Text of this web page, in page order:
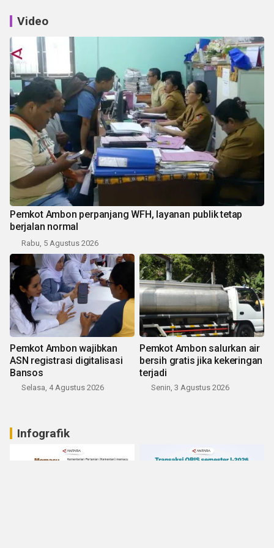
Video
Pemkot Ambon perpanjang WFH, layanan publik tetap
berjalan normal
Rabu, 5 Agustus 2026
Pemkot Ambon wajibkan
ASN registrasi digitalisasi
Bansos
Selasa, 4 Agustus 2026
Pemkot Ambon salurkan air
bersih gratis jika kekeringan
terjadi
Senin, 3 Agustus 2026
Infografik